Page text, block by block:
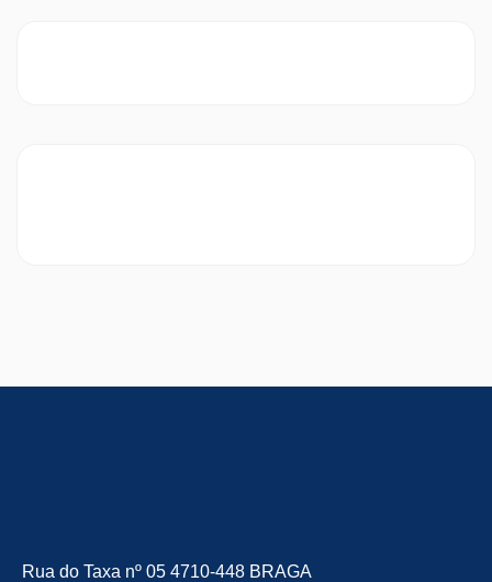
Rua do Taxa nº 05 4710-448 BRAGA